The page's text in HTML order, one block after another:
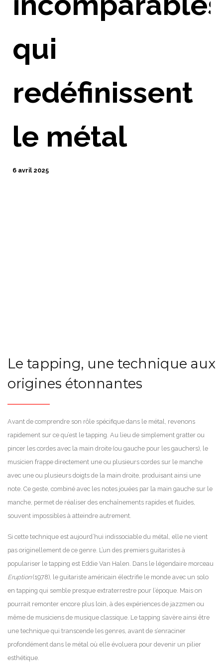
qui
redéfinissent
le métal
6 avril 2025
Le tapping, une technique aux
origines étonnantes
Avant de comprendre son rôle spécifique dans le métal, revenons
rapidement sur ce qu’est le tapping. Au lieu de simplement gratter ou
pincer les cordes avec la main droite (ou gauche pour les gauchers), le
musicien frappe directement une ou plusieurs cordes sur le manche
avec une ou plusieurs doigts de la main droite, produisant ainsi une
note. Ce geste, combiné avec les notes jouées par la main gauche sur le
manche, permet de réaliser des enchaînements rapides et fluides,
souvent impossibles à atteindre autrement.
Si cette technique est aujourd’hui indissociable du métal, elle ne vient
pas originellement de ce genre. L’un des premiers guitaristes à
populariser le tapping est Eddie Van Halen. Dans le légendaire morceau
Eruption(1978), le guitariste américain électrifie le monde avec un solo
en tapping qui semble presque extraterrestre pour l’époque. Mais on
pourrait remonter encore plus loin, à des expériences de jazzmen ou
même de musiciens de musique classique. Le tapping s’avère ainsi être
une technique qui transcende les genres, avant de s’enraciner
profondément dans le métal où elle évoluera pour devenir un pilier
esthétique.